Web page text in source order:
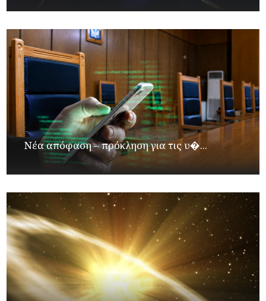
Νέα απόφαση – πρόκληση για τις υ�...